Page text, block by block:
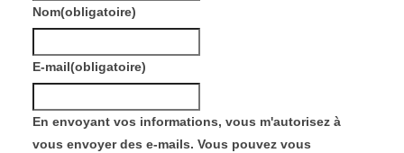
Nom(obligatoire)
E-mail(obligatoire)
En envoyant vos informations, vous m'autorisez à
vous envoyer des e-mails. Vous pouvez vous